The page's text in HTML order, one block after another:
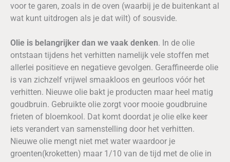
voor te garen, zoals in de oven (waarbij je de buitenkant al
wat kunt uitdrogen als je dat wilt) of sousvide.
Olie is belangrijker dan we vaak denken. In de olie
ontstaan tijdens het verhitten namelijk vele stoffen met
allerlei positieve en negatieve gevolgen. Geraffineerde olie
is van zichzelf vrijwel smaakloos en geurloos vóór het
verhitten. Nieuwe olie bakt je producten maar heel matig
goudbruin. Gebruikte olie zorgt voor mooie goudbruine
frieten of bloemkool. Dat komt doordat je olie elke keer
iets verandert van samenstelling door het verhitten.
Nieuwe olie mengt niet met water waardoor je
groenten(kroketten) maar 1/10 van de tijd met de olie in